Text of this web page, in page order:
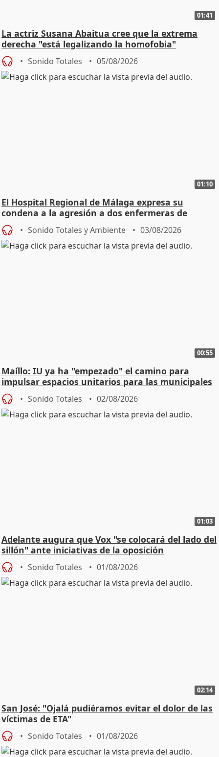
01:41
La actriz Susana Abaitua cree que la extrema
derecha "está legalizando la homofobia"
Sonido Totales 05/08/2026
01:10
El Hospital Regional de Málaga expresa su
condena a la agresión a dos enfermeras de
Urgencias
Sonido Totales y Ambiente 03/08/2026
00:55
Maíllo: IU ya ha "empezado" el camino para
impulsar espacios unitarios para las municipales
Sonido Totales 02/08/2026
01:03
Adelante augura que Vox "se colocará del lado del
sillón" ante iniciativas de la oposición
Sonido Totales 01/08/2026
02:14
San José: "Ojalá pudiéramos evitar el dolor de las
víctimas de ETA"
Sonido Totales 01/08/2026